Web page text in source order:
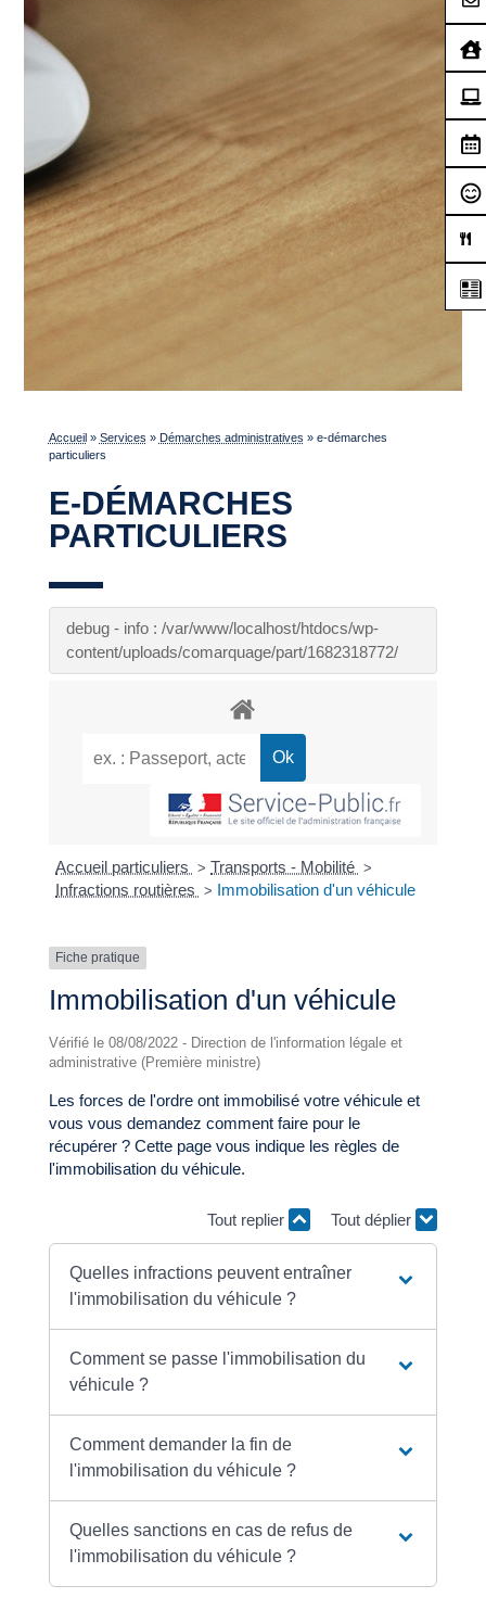
Accueil » Services » Démarches administratives » e-démarches
particuliers
E-DÉMARCHES
PARTICULIERS
debug - info : /var/www/localhost/htdocs/wp-
content/uploads/comarquage/part/1682318772/
Accueil particuliers > Transports - Mobilité >
Infractions routières > Immobilisation d'un véhicule
Fiche pratique
Immobilisation d'un véhicule
Vérifié le 08/08/2022 - Direction de l'information légale et
administrative (Première ministre)
Les forces de l'ordre ont immobilisé votre véhicule et
vous vous demandez comment faire pour le
récupérer ? Cette page vous indique les règles de
l'immobilisation du véhicule.
Tout replier Tout déplier
Quelles infractions peuvent entraîner
l'immobilisation du véhicule ?
Comment se passe l'immobilisation du
véhicule ?
Comment demander la fin de
l'immobilisation du véhicule ?
Quelles sanctions en cas de refus de
l'immobilisation du véhicule ?